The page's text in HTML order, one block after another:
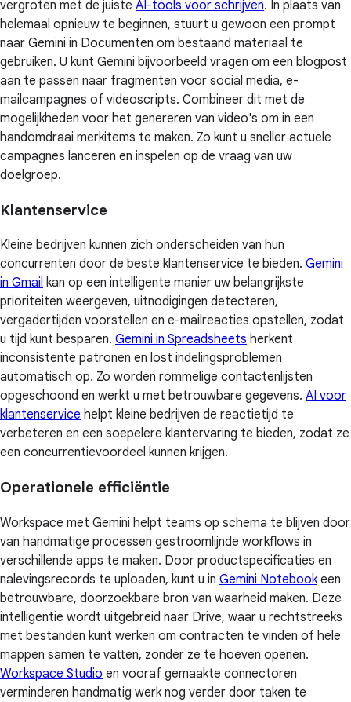
vergroten met de juiste AI-tools voor schrijven. In plaats van
helemaal opnieuw te beginnen, stuurt u gewoon een prompt
naar Gemini in Documenten om bestaand materiaal te
gebruiken. U kunt Gemini bijvoorbeeld vragen om een blogpost
aan te passen naar fragmenten voor social media, e-
mailcampagnes of videoscripts. Combineer dit met de
mogelijkheden voor het genereren van video's om in een
handomdraai merkitems te maken. Zo kunt u sneller actuele
campagnes lanceren en inspelen op de vraag van uw
doelgroep.
Klantenservice
Kleine bedrijven kunnen zich onderscheiden van hun
concurrenten door de beste klantenservice te bieden. Gemini
in Gmail kan op een intelligente manier uw belangrijkste
prioriteiten weergeven, uitnodigingen detecteren,
vergadertijden voorstellen en e-mailreacties opstellen, zodat
u tijd kunt besparen. Gemini in Spreadsheets herkent
inconsistente patronen en lost indelingsproblemen
automatisch op. Zo worden rommelige contactenlijsten
opgeschoond en werkt u met betrouwbare gegevens. AI voor
klantenservice helpt kleine bedrijven de reactietijd te
verbeteren en een soepelere klantervaring te bieden, zodat ze
een concurrentievoordeel kunnen krijgen.
Operationele efficiëntie
Workspace met Gemini helpt teams op schema te blijven door
van handmatige processen gestroomlijnde workflows in
verschillende apps te maken. Door productspecificaties en
nalevingsrecords te uploaden, kunt u in Gemini Notebookeen
betrouwbare, doorzoekbare bron van waarheid maken. Deze
intelligentie wordt uitgebreid naar Drive, waar u rechtstreeks
met bestanden kunt werken om contracten te vinden of hele
mappen samen te vatten, zonder ze te hoeven openen.
Workspace Studio en vooraf gemaakte connectoren
verminderen handmatig werk nog verder door taken te